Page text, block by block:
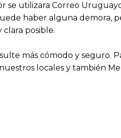
se utilizara Correo
haber alguna demora,
posible.
más cómodo y seguro.
locales y también